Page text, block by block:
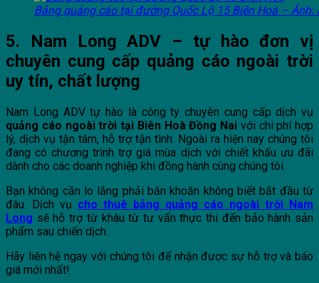
Bảng quảng cáo tại đường Quốc Lộ 15 Biên Hoà –
5. Nam Long ADV – tự hào đơn vị
chuyên cung cấp quảng cáo ngoài trời
uy tín, chất lượng
Nam Long ADV tự hào là công ty chuyên cung cấp dịch vụ
quảng cáo ngoài trời tại Biên Hoà Đồng Nai với chi phí hợp
lý, dịch vụ tận tâm, hỗ trợ tận tình. Ngoài ra hiện nay chúng tôi
đang có chương trình trợ giá mùa dịch với chiết khấu ưu đãi
dành cho các doanh nghiệp khi đồng hành cùng chúng tôi.
Bạn không cần lo lắng phải băn khoăn không biết bắt đầu từ
đâu. Dịch vụ cho thuê bảng quảng cáo ngoài trời Nam
Long sẽ hỗ trợ từ khâu từ tư vấn thực thi đến bảo hành sản
phẩm sau chiến dịch.
Hãy liên hệ ngay với chúng tôi để nhận được sự hỗ trợ và báo
giá mới nhất!